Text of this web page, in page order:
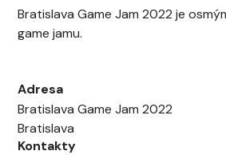
Bratislava Game Jam 2022 je
game jamu.
Adresa
Bratislava Game Jam 2022
Bratislava
Kontakty